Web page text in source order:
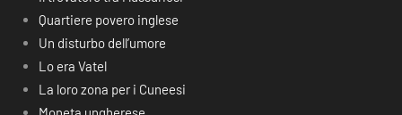
Quartiere povero inglese
Un disturbo dell’umore
Lo era Vatel
La loro zona per i Cuneesi